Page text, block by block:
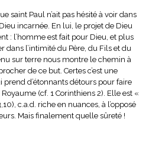
saint Paul n’ait pas hésité à voir dans
incarnée. En lui, le projet de Dieu
: l’homme est fait pour Dieu, et plus
dans l’intimité du Père, du Fils et du
sur terre nous montre le chemin à
de ce but. Certes c’est une
prend d’étonnants détours pour faire
(cf. 1 Corinthiens 2). Elle est «
c.a.d. riche en nuances, à l’opposé
Mais finalement quelle sûreté !